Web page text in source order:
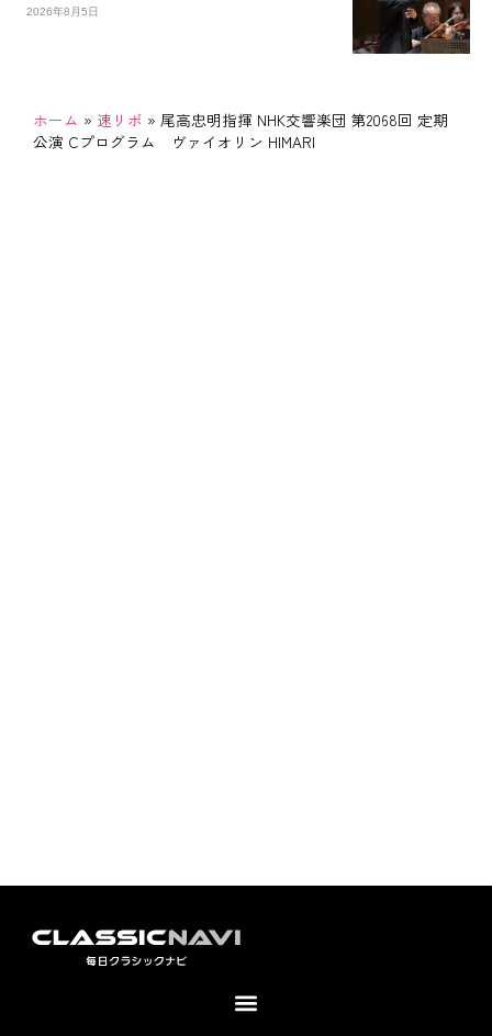
2026年8月5日
ホーム » 速リポ » 尾高忠明指揮 NHK交響楽団 第2068回 定期
公演 Cプログラム ヴァイオリン HIMARI